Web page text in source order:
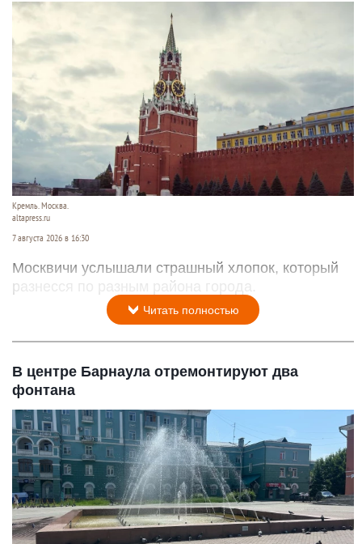
Кремль. Москва.
altapress.ru
7 августа 2026 в 16:30
Москвичи услышали страшный хлопок, который
разнесся по разным района города.
Читать полностью
В центре Барнаула отремонтируют два
фонтана